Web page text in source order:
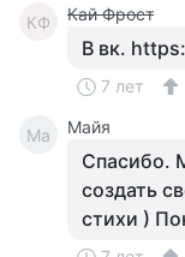
КФ Кай Фрост
В вк.
7 лет
Ма Майя
Спасибо.
создать
стихи )